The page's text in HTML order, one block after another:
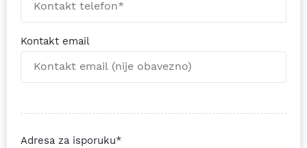
Kontakt email
Adresa za isporuku*